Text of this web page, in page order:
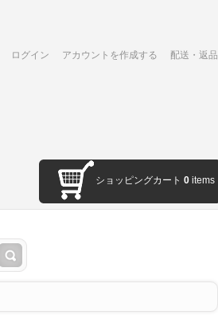
ログイン アカウントを作成する 配送・返品
ショッピングカート 0 items